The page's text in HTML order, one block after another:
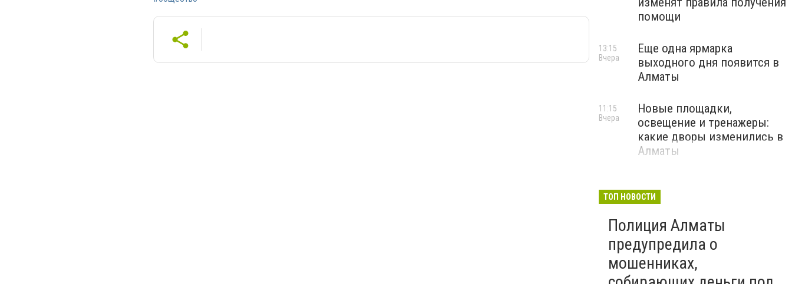
помощи
Еще одна ярмарка
выходного дня появится в
Алматы
13:15
Вчера
Новые площадки,
освещение и тренажеры:
какие дворы изменились в
Алматы
11:15
Вчера
ТОП НОВОСТИ
Полиция Алматы
предупредила о
мошенниках,